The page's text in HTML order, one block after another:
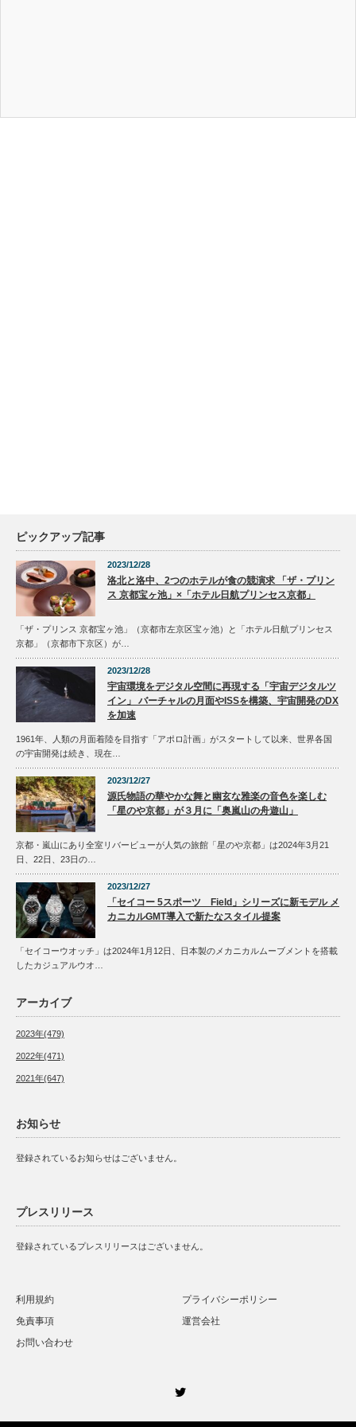
ピックアップ記事
2023/12/28
洛北と洛中、2つのホテルが食の競演求 「ザ・プリン
ス 京都宝ヶ池」×「ホテル日航プリンセス京都」
「ザ・プリンス 京都宝ヶ池」（京都市左京区宝ヶ池）と「ホテル日航プリンセス
京都」（京都市下京区）が…
2023/12/28
宇宙環境をデジタル空間に再現する「宇宙デジタルツ
イン」 バーチャルの月面やISSを構築、宇宙開発のDX
を加速
1961年、人類の月面着陸を目指す「アポロ計画」がスタートして以来、世界各国
の宇宙開発は続き、現在…
2023/12/27
源氏物語の華やかな舞と幽玄な雅楽の音色を楽しむ
「星のや京都」が３月に「奥嵐山の舟遊山」
京都・嵐山にあり全室リバービューが人気の旅館「星のや京都」は2024年3月21
日、22日、23日の…
2023/12/27
「セイコー 5スポーツ Field」シリーズに新モデル メ
カニカルGMT導入で新たなスタイル提案
「セイコーウオッチ」は2024年1月12日、日本製のメカニカルムーブメントを搭載
したカジュアルウオ…
アーカイブ
2023年(479)
2022年(471)
2021年(647)
お知らせ
登録されているお知らせはございません。
プレスリリース
登録されているプレスリリースはございません。
利用規約
プライバシーポリシー
免責事項
運営会社
お問い合わせ